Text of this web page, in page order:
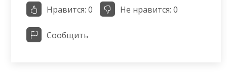
Нравится: 0 Не нравится: 0
Сообщить